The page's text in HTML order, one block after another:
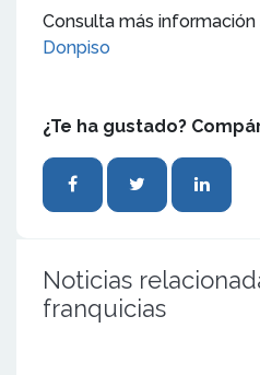
Consulta más información
Donpiso
¿Te ha gustado?
Noticias
franquicias